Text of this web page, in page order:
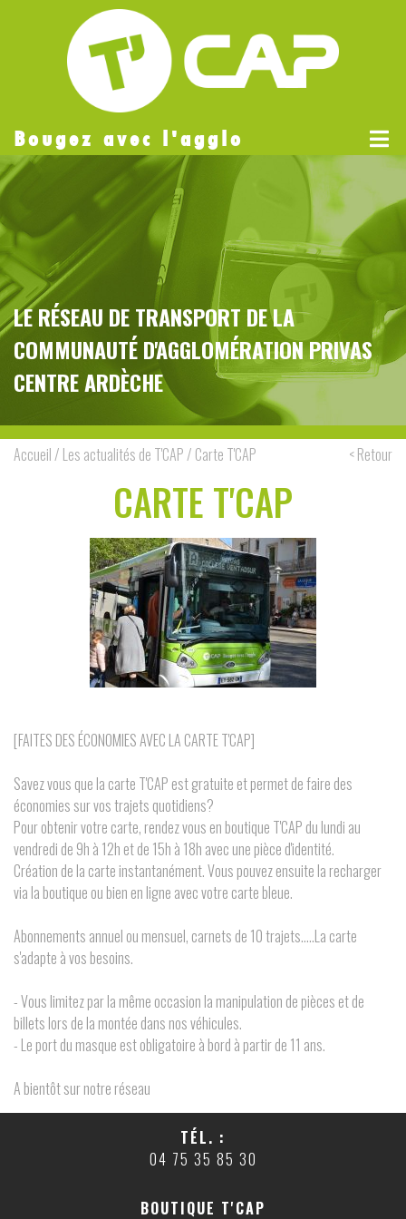
Bougez avec l'agglo
LE RÉSEAU DE TRANSPORT DE LA
COMMUNAUTÉ D'AGGLOMÉRATION PRIVAS
CENTRE ARDÈCHE
Accueil/ Les actualités de T'CAP/ Carte T'CAP
CARTE T'CAP
< Retour
[FAITES DES ÉCONOMIES AVEC LA CARTE T'CAP]
Savez vous que la carte T'CAP est gratuite et permet de faire des
économies sur vos trajets quotidiens?
Pour obtenir votre carte, rendez vous en boutique T'CAP du lundi au
vendredi de 9h à 12h et de 15h à 18h avec une pièce d'identité.
Création de la carte instantanément. Vous pouvez ensuite la recharger
via la boutique ou bien en ligne avec votre carte bleue.
Abonnements annuel ou mensuel, carnets de 10 trajets.....La carte
s'adapte à vos besoins.
- Vous limitez par la même occasion la manipulation de pièces et de
billets lors de la montée dans nos véhicules.
- Le port du masque est obligatoire à bord à partir de 11 ans.
A bientôt sur notre réseau
TÉL. :
04 75 35 85 30
BOUTIQUE T'CAP